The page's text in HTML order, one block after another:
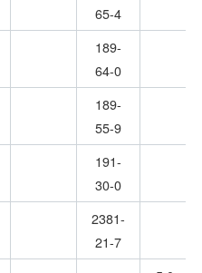
65-4
189-
64-0
189-
55-9
191-
30-0
2381-
21-7